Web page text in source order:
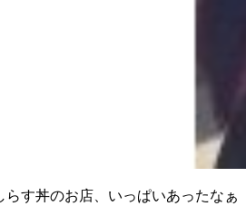
らす丼のお店、いっぱいあったなぁ